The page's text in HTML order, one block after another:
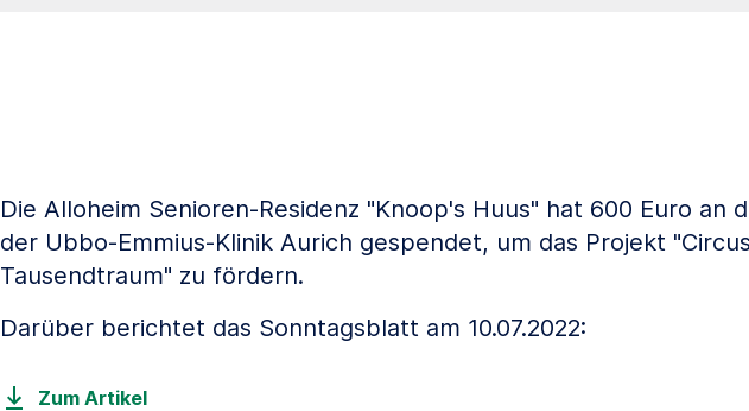
Die Alloheim Senioren-Residenz "Knoop's Huus" hat 600 Euro an
der Ubbo-Emmius-Klinik Aurich gespendet, um das Projekt "Circus
Tausendtraum" zu fördern.
Darüber berichtet das Sonntagsblatt am 10.07.2022:
Zum Artikel